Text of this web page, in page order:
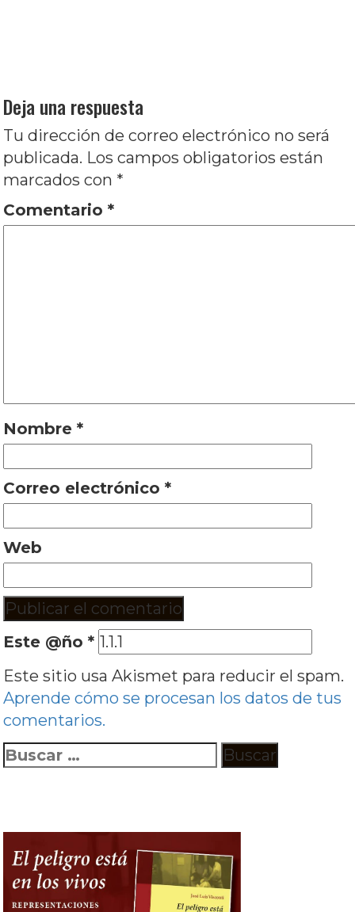
Deja una respuesta
Tu dirección de correo electrónico no será
publicada. Los campos obligatorios están
marcados con *
Comentario*
Nombre*
Correo electrónico*
Web
Este @ño*
Este sitio usa Akismet para reducir el spam.
Aprende cómo se procesan los datos de tus
comentarios.
Buscar: